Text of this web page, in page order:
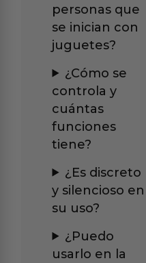
personas que
se inician con
juguetes?
¿Cómo se
controla y
cuántas
funciones
tiene?
¿Es discreto
y silencioso en
su uso?
¿Puedo
usarlo en la